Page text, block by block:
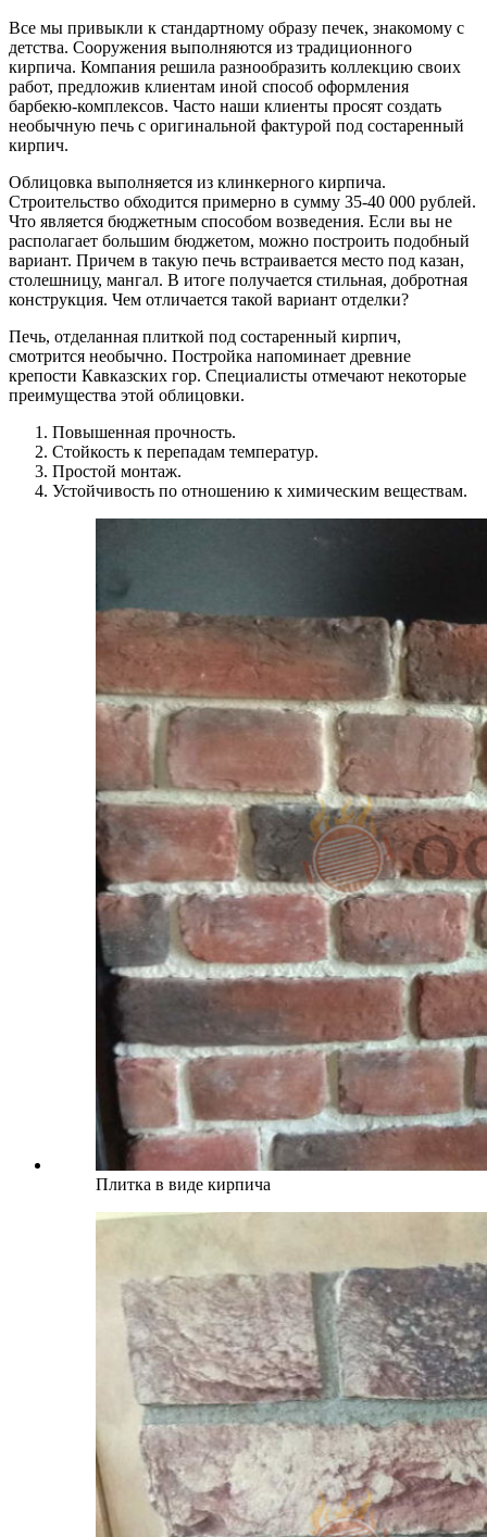
Все мы привыкли к стандартному образу печек, знакомому с
детства. Сооружения выполняются из традиционного
кирпича. Компания решила разнообразить коллекцию своих
работ, предложив клиентам иной способ оформления
барбекю-комплексов. Часто наши клиенты просят создать
необычную печь с оригинальной фактурой под состаренный
кирпич.
Облицовка выполняется из клинкерного кирпича.
Строительство обходится примерно в сумму 35-40 000 рублей.
Что является бюджетным способом возведения. Если вы не
располагает большим бюджетом, можно построить подобный
вариант. Причем в такую печь встраивается место под казан,
столешницу, мангал. В итоге получается стильная, добротная
конструкция. Чем отличается такой вариант отделки?
Печь, отделанная плиткой под состаренный кирпич,
смотрится необычно. Постройка напоминает древние
крепости Кавказских гор. Специалисты отмечают некоторые
преимущества этой облицовки.
Повышенная прочность.
Стойкость к перепадам температур.
Простой монтаж.
Устойчивость по отношению к химическим веществам.
Плитка в виде кирпича